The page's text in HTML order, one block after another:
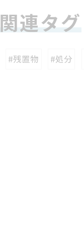
関連タグ
#残置物 #処分